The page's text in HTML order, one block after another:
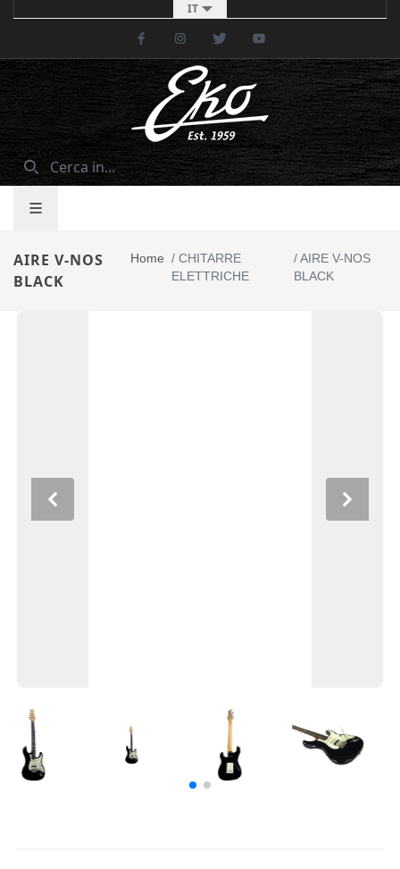
IT
FacebookInstagramTwitter
AIRE V-NOS
BLACK
Home /CHITARRE
ELETTRICHE
/AIRE V-NOS
BLACK
Previous Next